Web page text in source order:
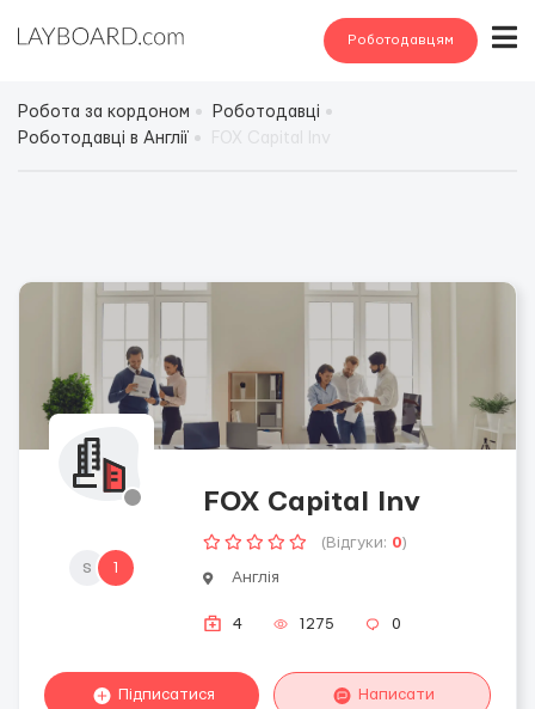
Роботодавцям
Робота за кордоном
Роботодавці
Роботодавці в Англії
s 1
FOX Capital Inv
(Відгуки: 0)
Англія
4 1275 0
Підписатися Написати